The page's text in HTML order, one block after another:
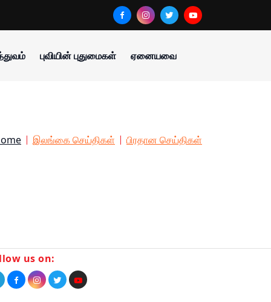
புவியின் புதுமைகள் ஏனையவை
இலங்கை செய்திகள் பிரதான செய்திகள்
us on: